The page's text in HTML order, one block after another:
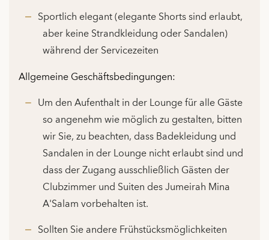
Sportlich elegant (elegante Shorts sind erlaubt,
aber keine Strandkleidung oder Sandalen)
während der Servicezeiten
Allgemeine Geschäftsbedingungen:
Um den Aufenthalt in der Lounge für alle Gäste
so angenehm wie möglich zu gestalten, bitten
wir Sie, zu beachten, dass Badekleidung und
Sandalen in der Lounge nicht erlaubt sind und
dass der Zugang ausschließlich Gästen der
Clubzimmer und Suiten des Jumeirah Mina
A'Salam vorbehalten ist.
Sollten Sie andere Frühstücksmöglichkeiten